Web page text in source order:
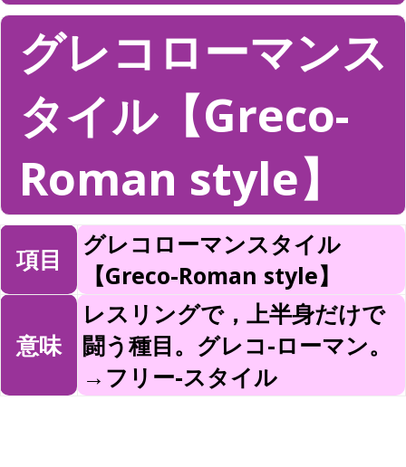
グレコローマンス
タイル【Greco-
Roman style】
項目
グレコローマンスタイル
【Greco-Roman style】
意味
レスリングで，上半身だけで
闘う種目。グレコ-ローマン。
→フリー-スタイル